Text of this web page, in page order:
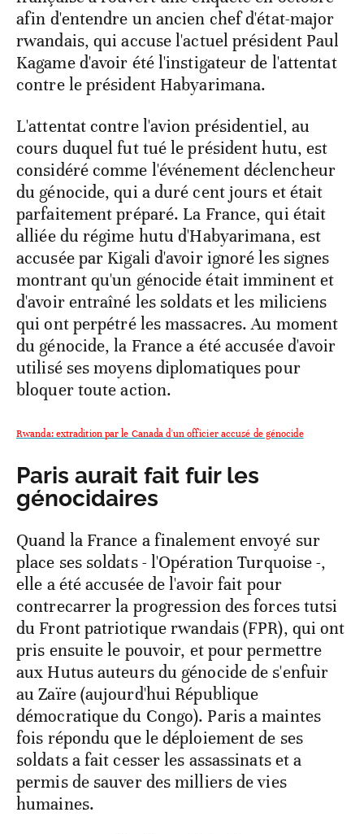
afin d'entendre un ancien chef d'état-major
rwandais, qui accuse l'actuel président Paul
Kagame d'avoir été l'instigateur de l'attentat
contre le président Habyarimana.
L'attentat contre l'avion présidentiel, au
cours duquel fut tué le président hutu, est
considéré comme l'événement déclencheur
du génocide, qui a duré cent jours et était
parfaitement préparé. La France, qui était
alliée du régime hutu d'Habyarimana, est
accusée par Kigali d'avoir ignoré les signes
montrant qu'un génocide était imminent et
d'avoir entraîné les soldats et les miliciens
qui ont perpétré les massacres. Au moment
du génocide, la France a été accusée d'avoir
utilisé ses moyens diplomatiques pour
bloquer toute action.
Rwanda: extradition par le Canada d'un officier accusé de génocide
Paris aurait fait fuir les
génocidaires
Quand la France a finalement envoyé sur
place ses soldats - l'Opération Turquoise -,
elle a été accusée de l'avoir fait pour
contrecarrer la progression des forces tutsi
du Front patriotique rwandais (FPR), qui ont
pris ensuite le pouvoir, et pour permettre
aux Hutus auteurs du génocide de s'enfuir
au Zaïre (aujourd'hui République
démocratique du Congo). Paris a maintes
fois répondu que le déploiement de ses
soldats a fait cesser les assassinats et a
permis de sauver des milliers de vies
humaines.